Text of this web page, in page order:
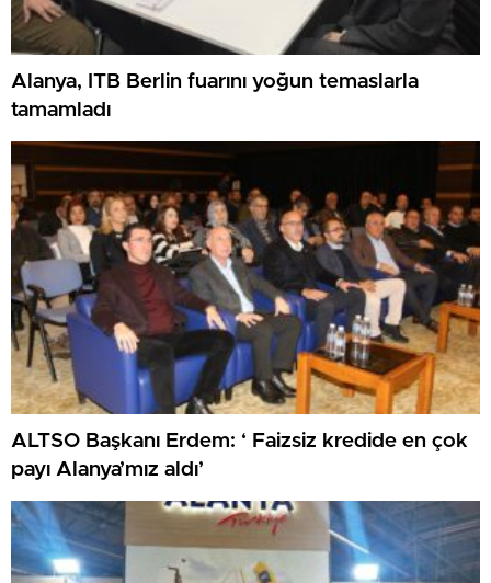
Alanya, ITB Berlin fuarını yoğun temaslarla
tamamladı
ALTSO Başkanı Erdem: ‘ Faizsiz kredide en çok
payı Alanya’mız aldı’